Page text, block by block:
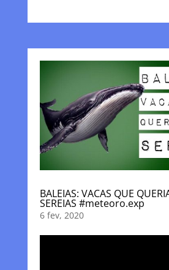
BALEIAS: VACAS QUE
SEREIAS #meteoro.exp
6 fev, 2020